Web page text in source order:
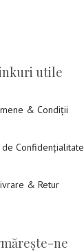
utile
& Condiții
de Confidențialitate
& Retur
ne